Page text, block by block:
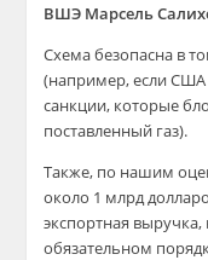
ВШЭ Марсель
Схема безопасна в
(например, если США
санкции, которые
поставленный газ).
Также, по нашим
около 1 млрд
экспортная выручка,
обязательном